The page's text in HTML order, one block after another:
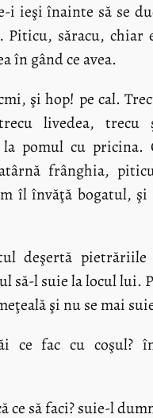
i ieşi înainte să se
Piticu, săracu, chiar
în gând ce avea.
şi hop! pe cal.
livedea, trecu
la pomul cu pricina.
frânghia,
îl învăţă bogatul, şi
deşertă
să-l suie la locul lui.
şi nu se mai
ce fac cu coşul?
ce să faci? suie-l